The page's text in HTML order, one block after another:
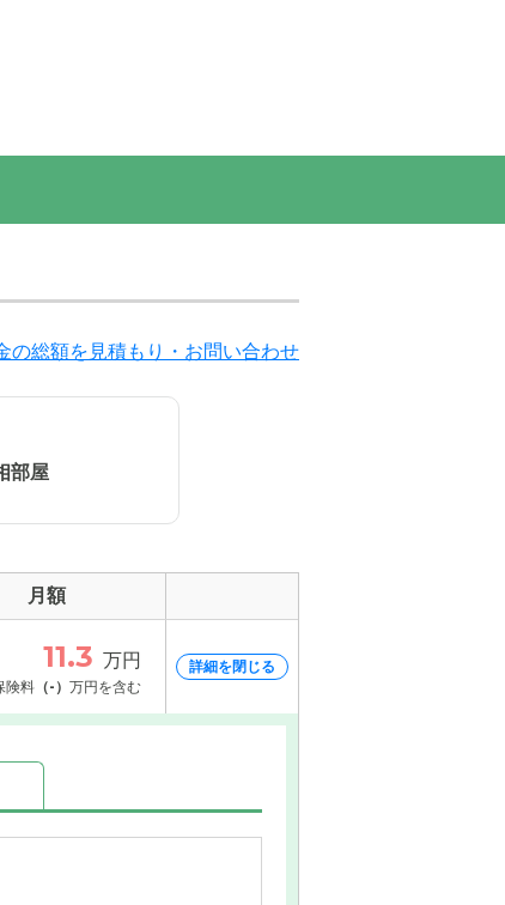
の総額を見積もり・お問い合わせ
部屋
月額
11.3 万円
険料 （-） 万円を含む
詳細を閉じる